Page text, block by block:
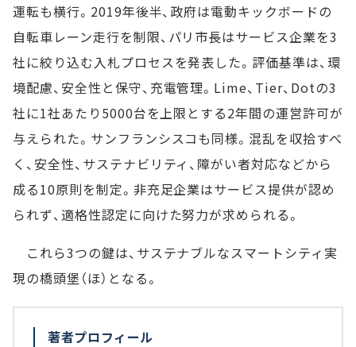
運転も横行。2019年後半、政府は電動キックボードの
自転車レーン走行を制限、パリ市長はサービス企業を3
社に絞り込む入札プロセスを発表した。評価基準は、環
境配慮、安全性と保守、充電管理。Lime、Tier、Dotの3
社に1社あたり5000台を上限とする2年間の運営許可が
与えられた。サンフランシスコも同様。混乱を収拾すべ
く、安全性、サステナビリティ、障がい者対応などから
成る10原則を制定。非充足企業はサービス提供が認め
られず、適格性認定に向けた努力が求められる。
これら3つの鍵は、サステナブルなスマートシティ実
現の橋頭堡（ほ）となる。
著者プロフィール